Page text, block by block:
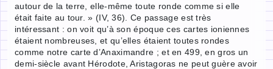
autour de la terre, elle-même toute ronde comme si elle
était faite au tour. » (IV, 36). Ce passage est très
intéressant : on voit qu’à son époque ces cartes ioniennes
étaient nombreuses, et qu’elles étaient toutes rondes
comme notre carte d’Anaximandre ; et en 499, en gros un
demi-siècle avant Hérodote, Aristagoras ne peut guère avoir